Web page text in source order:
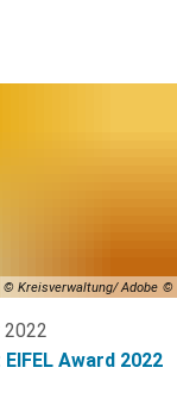
© Kreisverwaltung/ Adobe
2022
Award 2022